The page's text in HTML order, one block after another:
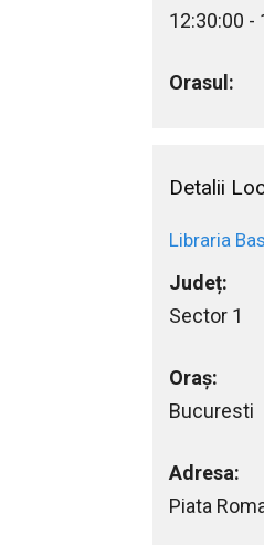
12:30:00 -
Orasul:
Detalii
Libraria
Județ:
Sector 1
Oraș:
Bucuresti
Adresa:
Piata